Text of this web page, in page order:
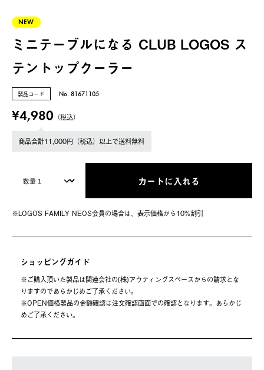
NEW
ミニテーブルになる CLUB LOGOS ス
テントップクーラー
製品コード No. 81671105
¥4,980 （税込）
商品合計11,000円（税込）以上で送料無料
カートに入れる
※LOGOS FAMILY NEOS会員の場合は、表⽰価格から10%割引
ショッピングガイド
※ご購⼊頂いた製品は関連会社の(株)アウティングスペースからの請求とな
りますのであらかじめご了承ください。
※OPEN価格製品の⾦額確認は注⽂確認画⾯での確認となります。あらかじ
めご了承ください。